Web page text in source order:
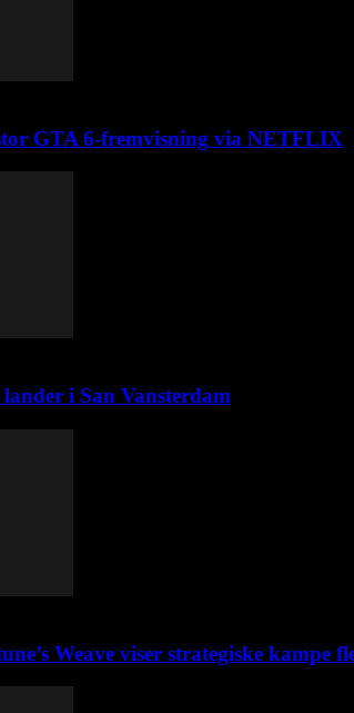
GTA 6-fremvisning via NETFLIX
i San Vansterdam
Weave viser strategiske kampe